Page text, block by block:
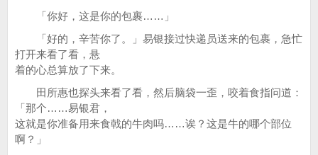
「你好，这是你的包裹……」
「好的，辛苦你了。」易银接过快递员送来的包裹，急忙
打开来看了看，悬
着的心总算放了下来。
田所惠也探头来看了看，然后脑袋一歪，咬着食指问道：
「那个……易银君，
这就是你准备用来食戟的牛肉吗……诶？这是牛的哪个部位
啊？」